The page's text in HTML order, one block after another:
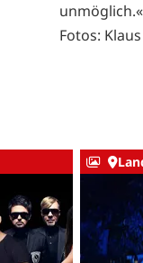
unmöglich.«
Fotos: